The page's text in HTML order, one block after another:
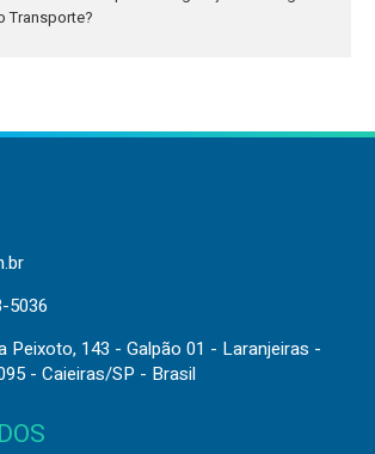
Transporte?
5036
Peixoto, 143 - Galpão 01 - Laranjeiras -
- Caieiras/SP - Brasil